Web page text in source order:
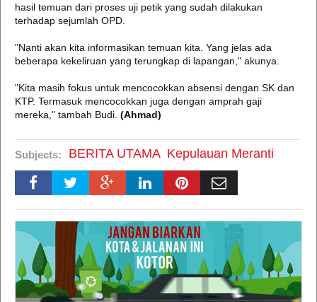
hasil temuan dari proses uji petik yang sudah dilakukan
terhadap sejumlah OPD.
"Nanti akan kita informasikan temuan kita. Yang jelas ada
beberapa kekeliruan yang terungkap di lapangan," akunya.
"Kita masih fokus untuk mencocokkan absensi dengan SK dan
KTP. Termasuk mencocokkan juga dengan amprah gaji
mereka," tambah Budi. (Ahmad)
Subjects: BERITA UTAMA Kepulauan Meranti